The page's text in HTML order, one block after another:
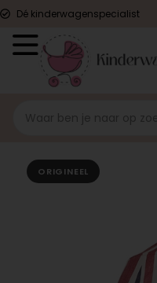
Dé kinderwagenspecialist
ORIGINEEL